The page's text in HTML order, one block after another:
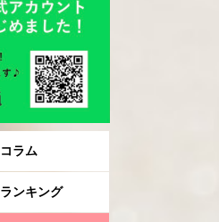
コラム
ランキング